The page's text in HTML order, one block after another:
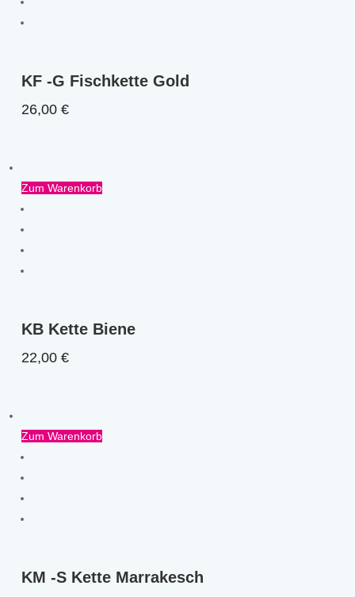
KF -G Fischkette Gold
26,00€
Zum Warenkorb
KB Kette Biene
22,00€
Zum Warenkorb
KM -S Kette Marrakesch